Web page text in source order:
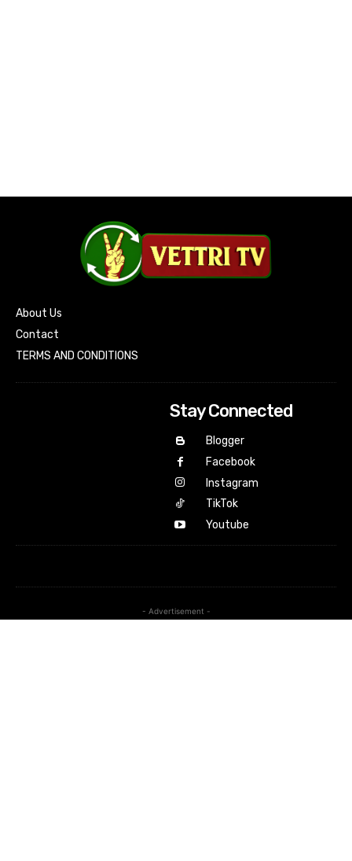
About Us
Contact
TERMS AND CONDITIONS
Stay Connected
Blogger
Facebook
Instagram
TikTok
Youtube
- Advertisement -